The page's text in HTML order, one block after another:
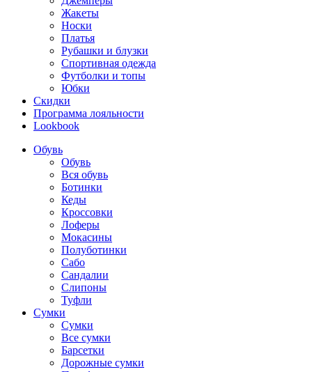
Жакеты
Носки
Платья
Рубашки и блузки
Спортивная одежда
Футболки и топы
Юбки
Скидки
Программа лояльности
Lookbook
Обувь
Обувь
Вся обувь
Ботинки
Кеды
Кроссовки
Лоферы
Мокасины
Полуботинки
Сабо
Сандалии
Слипоны
Туфли
Сумки
Сумки
Все сумки
Барсетки
Дорожные сумки